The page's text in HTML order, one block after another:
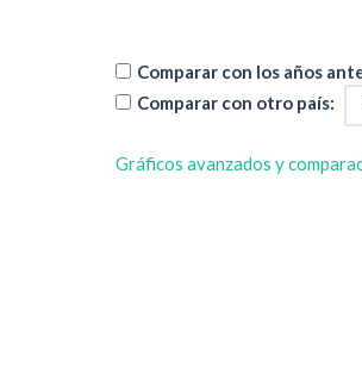
Comparar con los años
Comparar con otro país:
Gráficos avanzados y